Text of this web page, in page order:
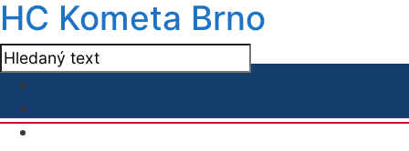
HC Kometa Brno